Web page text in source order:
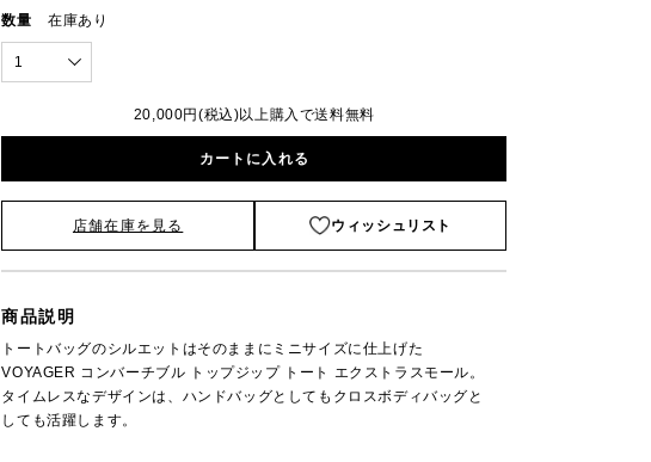
数量 在庫あり
1
20,000円(税込)以上購入で送料無料
カートに入れる
店舗在庫を見る ウィッシュリスト
商品説明
トートバッグのシルエットはそのままにミニサイズに仕上げた
VOYAGER コンバーチブル トップジップ トート エクストラスモール。
タイムレスなデザインは、ハンドバッグとしてもクロスボディバッグと
しても活躍します。